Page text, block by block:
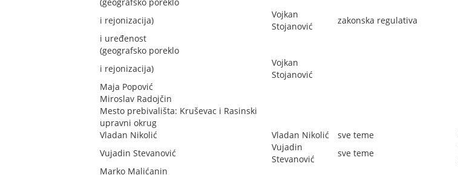
(geografsko poreklo
i rejonizacija)
Vojkan
Stojanović
zakonska regulativa
i uređenost
(geografsko poreklo
i rejonizacija)
Vojkan
Stojanović
Maja Popović
Miroslav Radojčin
Mesto prebivališta: Kruševac i Rasinski
upravni okrug
Vladan Nikolić
Vladan Nikolić sve teme
Vujadin Stevanović
Vujadin
Stevanović
sve teme
Marko Malićanin